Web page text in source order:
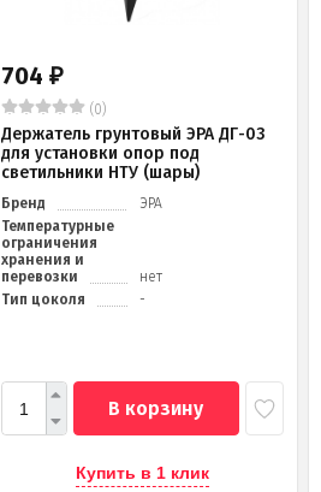
704 ₽
(0)
Держатель грунтовый ЭРА ДГ-03
для установки опор под
светильники НТУ (шары)
Бренд
ЭРА
Температурные
ограничения
хранения и
перевозки
нет
Тип цоколя
-
В корзину
Купить в 1 клик